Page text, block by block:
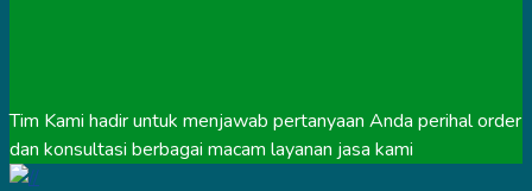
Tim Kami hadir untuk menjawab pertanyaan Anda perihal order
dan konsultasi berbagai macam layanan jasa kami